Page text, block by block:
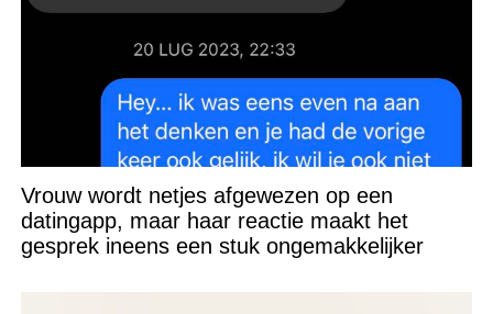
Vrouw wordt netjes afgewezen op een
datingapp, maar haar reactie maakt het
gesprek ineens een stuk ongemakkelijker